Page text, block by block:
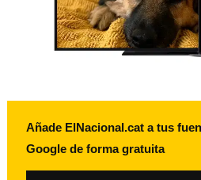
Añade ElNacional.cat a tus
Google de forma gratuita